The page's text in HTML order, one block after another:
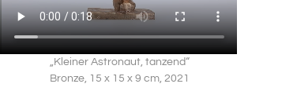
„Kleiner Astronaut, tanzend“
Bronze, 15 x 15 x 9 cm, 2021